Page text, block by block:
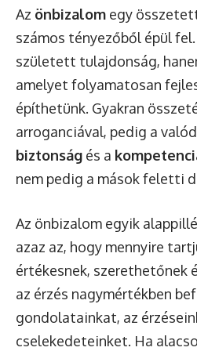
Az önbizalom egy
számos tényezőből épül
született tulajdonság,
amelyet folyamatosan
építhetünk. Gyakran
arroganciával, pedig a
biztonság és a
nem pedig a mások feletti
Az önbizalom egyik
azaz az, hogy mennyire
értékesnek, szerethetőnek
az érzés nagymértékben
gondolatainkat, az
cselekedeteinket. Ha